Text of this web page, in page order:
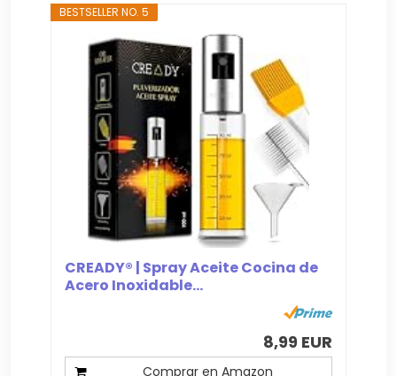
BESTSELLER NO. 5
CREADY® | Spray Aceite Cocina de
Acero Inoxidable...
8,99 EUR
Comprar en Amazon